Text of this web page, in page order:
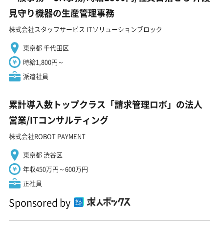
見守り機器の生産管理事務
株式会社スタッフサービス ITソリューションブロック
東京都 千代田区
時給1,800円～
派遣社員
累計導入数トップクラス「請求管理ロボ」の法人
営業/ITコンサルティング
株式会社ROBOT PAYMENT
東京都 渋谷区
年収450万円～600万円
正社員
Sponsored by